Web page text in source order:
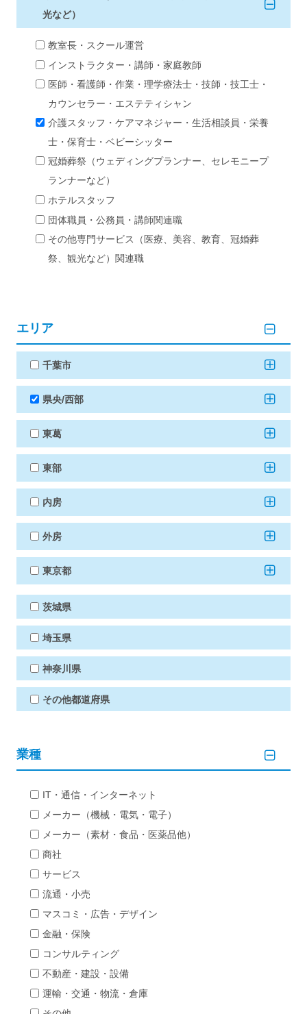
光など）
教室長・スクール運営
インストラクター・講師・家庭教師
医師・看護師・作業・理学療法士・技師・技工士・
カウンセラー・エステティシャン
介護スタッフ・ケアマネジャー・生活相談員・栄養
士・保育士・ベビーシッター
冠婚葬祭（ウェディングプランナー、セレモニープ
ランナーなど）
ホテルスタッフ
団体職員・公務員・講師関連職
その他専門サービス（医療、美容、教育、冠婚葬
祭、観光など）関連職
エリア
千葉市
県央/西部
東葛
東部
内房
外房
東京都
茨城県
埼玉県
神奈川県
その他都道府県
業種
IT・通信・インターネット
メーカー（機械・電気・電子）
メーカー（素材・食品・医薬品他）
商社
サービス
流通・小売
マスコミ・広告・デザイン
金融・保険
コンサルティング
不動産・建設・設備
運輸・交通・物流・倉庫